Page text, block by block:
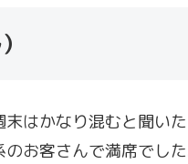
はかなり混むと聞い
お客さんで満席でした